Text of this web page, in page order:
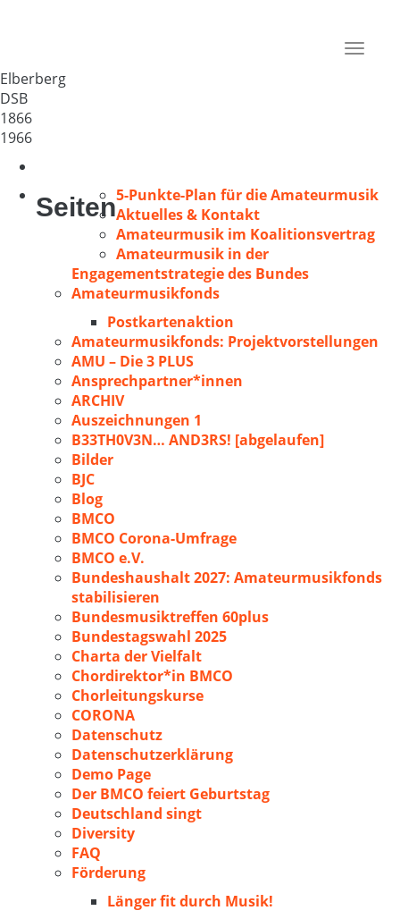
Toggle
Elberberg
DSB
1866
1966
Seiten5-Punkte-Plan für die Amateurmusik
Aktuelles & Kontakt
Amateurmusik im Koalitionsvertrag
Amateurmusik in der
Engagementstrategie des Bundes
Amateurmusikfonds
Postkartenaktion
Amateurmusikfonds: Projektvorstellungen
AMU – Die 3 PLUS
Ansprechpartner*innen
ARCHIV
Auszeichnungen 1
B33TH0V3N… AND3RS! [abgelaufen]
Bilder
BJC
Blog
BMCO
BMCO Corona-Umfrage
BMCO e.V.
Bundeshaushalt 2027: Amateurmusikfonds
stabilisieren
Bundesmusiktreffen 60plus
Bundestagswahl 2025
Charta der Vielfalt
Chordirektor*in BMCO
Chorleitungskurse
CORONA
Datenschutz
Datenschutzerklärung
Demo Page
Der BMCO feiert Geburtstag
Deutschland singt
Diversity
FAQ
Förderung
Länger fit durch Musik!